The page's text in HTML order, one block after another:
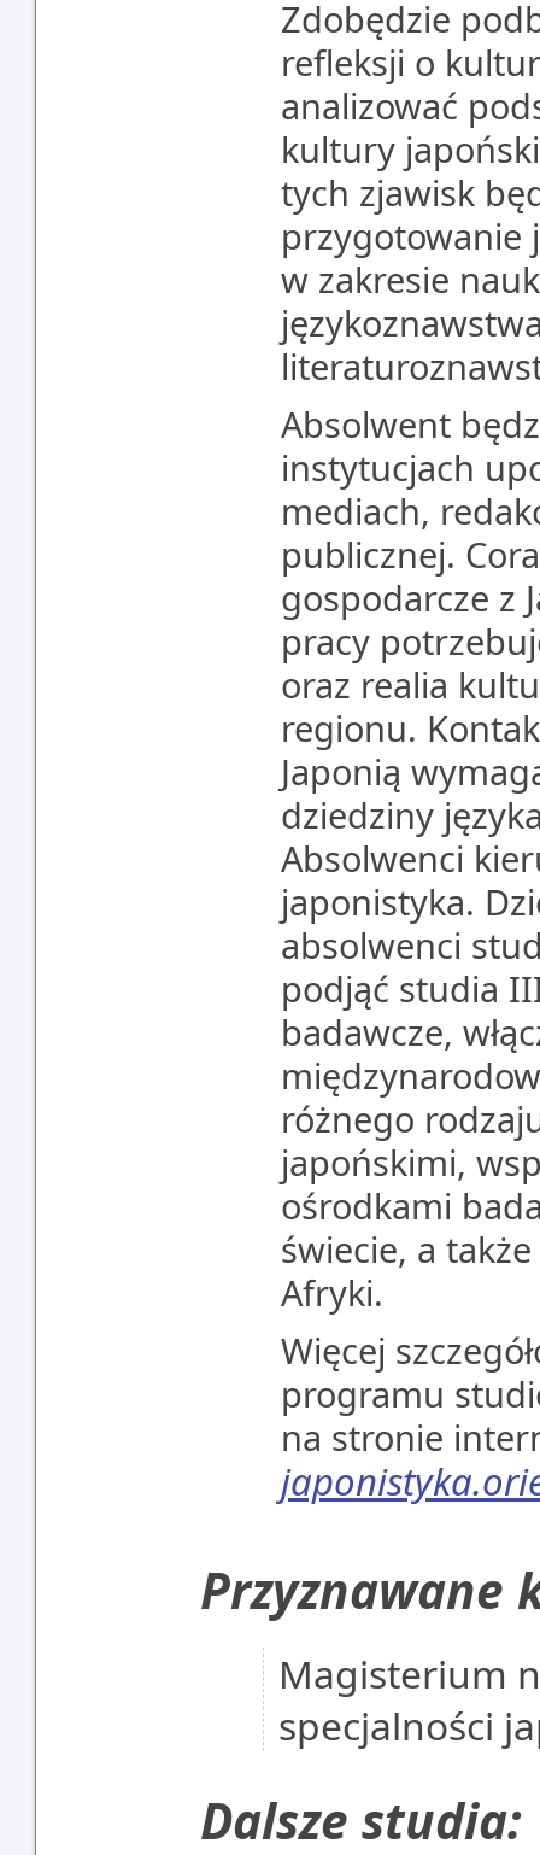
Zdobędzie
refleksji o
analizować
kultury
tych zjawisk
przygotowanie
w zakresie
Absolwent
instytucjach
mediach,
publicznej.
gospodarcze z
pracy
oraz realia
regionu.
Japonią
dziedziny
Absolwenci
japonistyka.
absolwenci
podjąć studia
badawcze,
różnego
japońskimi,
ośrodkami
świecie, a
Afryki.
Więcej
programu
na stronie
Przyznawane
Magisterium
specjalności
Dalsze studia: